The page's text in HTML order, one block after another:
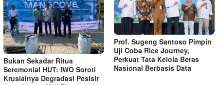
Bukan Sekadar Ritus
Seremonial HUT: IWO Soroti
Krusialnya Degradasi Pesisir
Prof. Sugeng Santoso Pimpin
Uji Coba Rice Journey,
Perkuat Tata Kelola Beras
Nasional Berbasis Data